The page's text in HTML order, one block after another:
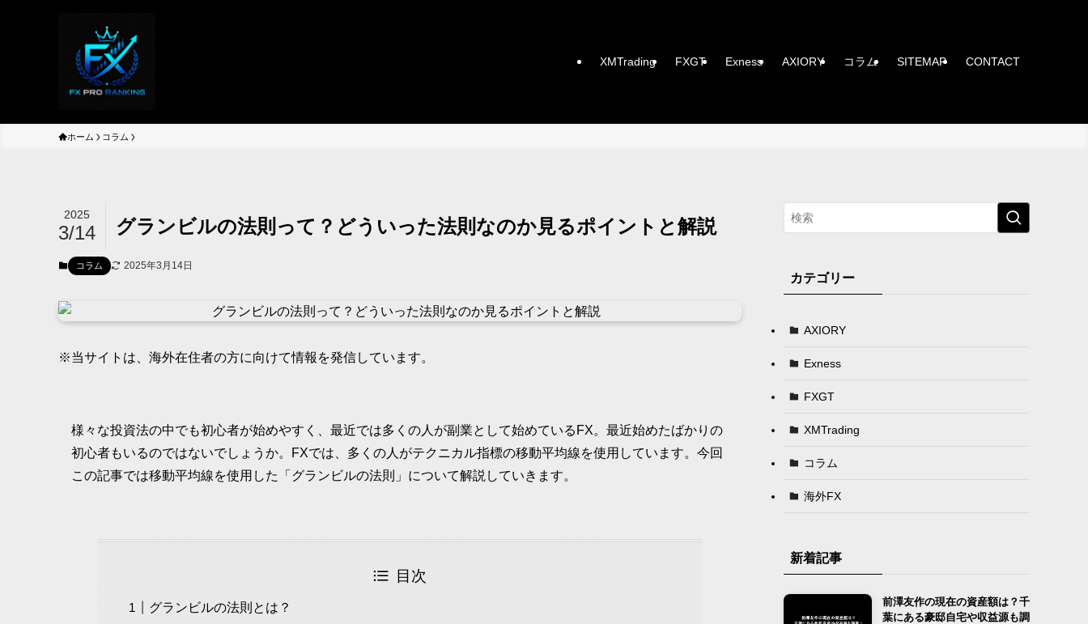
XMTrading FXGT Exness AXIORY コラム SITEMAP CONTACT
ホーム コラム
グランビルの法則って？どういった法則なのか見るポイントと解説
2025
3/14
コラム 2025年3月14日
※当サイトは、海外在住者の方に向けて情報を発信しています。
様々な投資法の中でも初心者が始めやすく、最近では多くの人が副業として始めているFX。最近始めたばかりの
初心者もいるのではないでしょうか。FXでは、多くの人がテクニカル指標の移動平均線を使用しています。今回
この記事では移動平均線を使用した「グランビルの法則」について解説していきます。
目次
グランビルの法則とは？
カテゴリー
AXIORY
Exness
FXGT
XMTrading
コラム
海外FX
新着記事
前澤友作の現在の資産額は？千
葉にある豪邸自宅や収益源も調